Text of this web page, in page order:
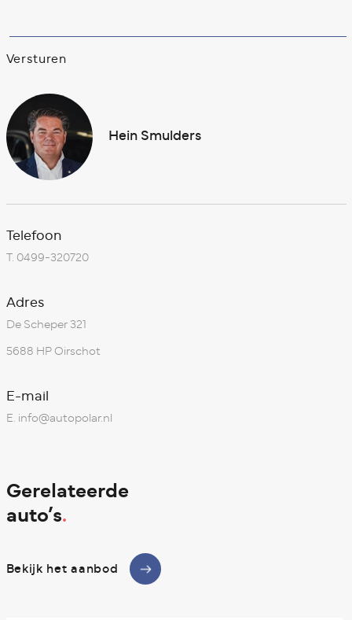
Versturen
Hein Smulders
Telefoon
T. 0499-320720
Adres
De Scheper 321
5688 HP Oirschot
E-mail
E. info@autopolar.nl
Gerelateerde
auto’s.
Bekijk het aanbod